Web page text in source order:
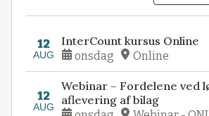
12
AUG
InterCount kursus Online
onsdag Online
12
AUG
Webinar – Fordelene ved
aflevering af bilag